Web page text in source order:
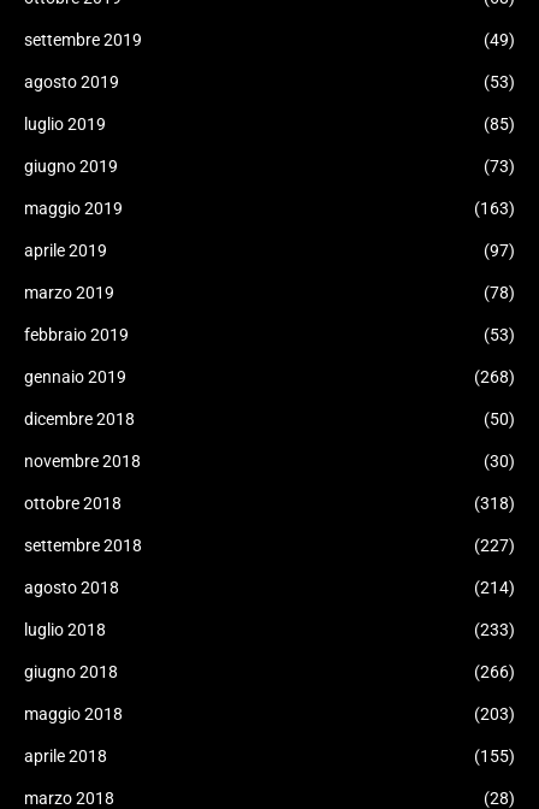
settembre 2019 (49)
agosto 2019 (53)
luglio 2019 (85)
giugno 2019 (73)
maggio 2019 (163)
aprile 2019 (97)
marzo 2019 (78)
febbraio 2019 (53)
gennaio 2019 (268)
dicembre 2018 (50)
novembre 2018 (30)
ottobre 2018 (318)
settembre 2018 (227)
agosto 2018 (214)
luglio 2018 (233)
giugno 2018 (266)
maggio 2018 (203)
aprile 2018 (155)
marzo 2018 (28)